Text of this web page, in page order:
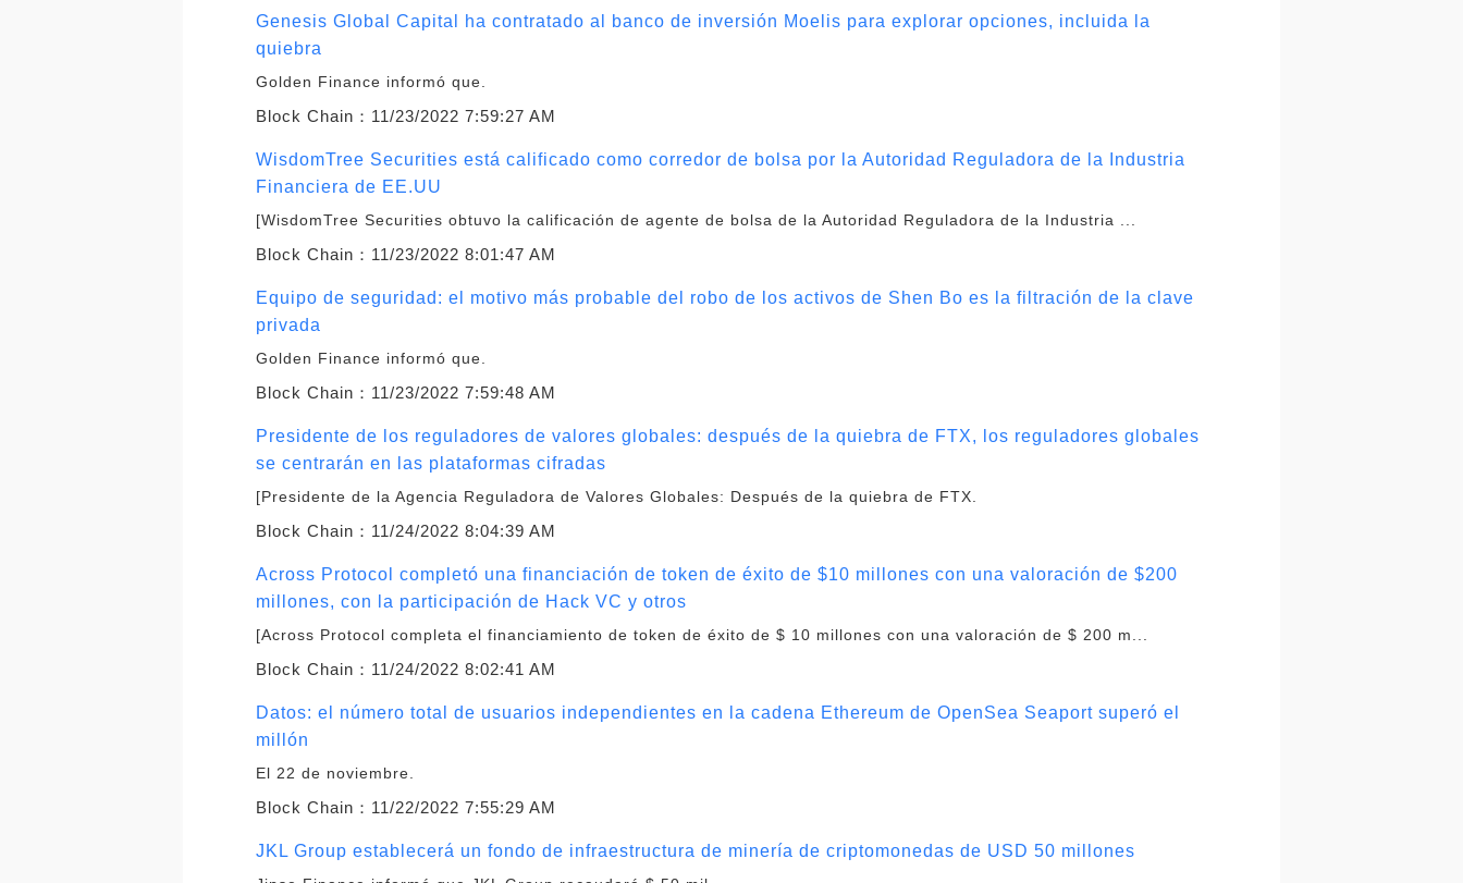
Genesis Global Capital ha contratado al banco de inversión Moelis para explorar opciones, incluida la
quiebra
Golden Finance informó que.
Block Chain： 11/23/2022 7:59:27 AM
WisdomTree Securities está calificado como corredor de bolsa por la Autoridad Reguladora de la Industria
Financiera de EE.UU
[WisdomTree Securities obtuvo la calificación de agente de bolsa de la Autoridad Reguladora de la Industria ...
Block Chain： 11/23/2022 8:01:47 AM
Equipo de seguridad: el motivo más probable del robo de los activos de Shen Bo es la filtración de la clave
privada
Golden Finance informó que.
Block Chain： 11/23/2022 7:59:48 AM
Presidente de los reguladores de valores globales: después de la quiebra de FTX, los reguladores globales
se centrarán en las plataformas cifradas
[Presidente de la Agencia Reguladora de Valores Globales: Después de la quiebra de FTX.
Block Chain： 11/24/2022 8:04:39 AM
Across Protocol completó una financiación de token de éxito de $10 millones con una valoración de $200
millones, con la participación de Hack VC y otros
[Across Protocol completa el financiamiento de token de éxito de $ 10 millones con una valoración de $ 200 m...
Block Chain： 11/24/2022 8:02:41 AM
Datos: el número total de usuarios independientes en la cadena Ethereum de OpenSea Seaport superó el
millón
El 22 de noviembre.
Block Chain： 11/22/2022 7:55:29 AM
JKL Group establecerá un fondo de infraestructura de minería de criptomonedas de USD 50 millones